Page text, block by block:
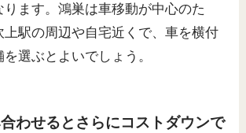
ます。鴻巣は車移動が中心のた
上駅の周辺や自宅近くで、車を横付
選ぶとよいでしょう。
わせるとさらにコストダウンで